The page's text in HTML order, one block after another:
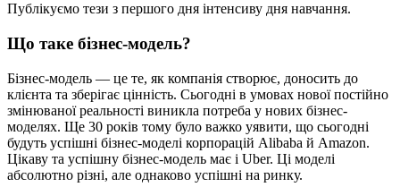
Публікуємо тези з першого дня інтенсиву дня навчання.
Що таке бізнес-модель?
Бізнес-модель — це те, як компанія створює, доносить до
клієнта та зберігає цінність. Сьогодні в умовах нової постійно
змінюваної реальності виникла потреба у нових бізнес-
моделях. Ще 30 років тому було важко уявити, що сьогодні
будуть успішні бізнес-моделі корпорацій Alibaba й Amazon.
Цікаву та успішну бізнес-модель має і Uber. Ці моделі
абсолютно різні, але однаково успішні на ринку.